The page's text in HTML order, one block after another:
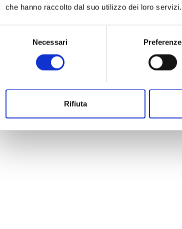
che hanno raccolto dal suo utilizzo dei loro servizi.
Necessari Preferenze
Rifiuta